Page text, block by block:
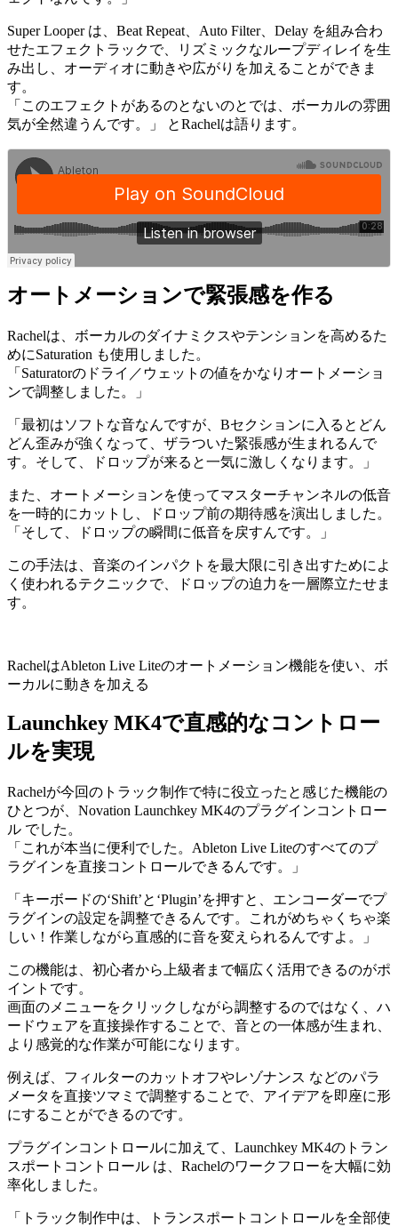
Super Looper は、Beat Repeat、Auto Filter、Delay を組み合わ
せたエフェクトラックで、リズミックなループディレイを生
み出し、オーディオに動きや広がりを加えることができま
す。
「このエフェクトがあるのとないのとでは、ボーカルの雰囲
気が全然違うんです。」 とRachelは語ります。
オートメーションで緊張感を作る
Rachelは、ボーカルのダイナミクスやテンションを高めるた
めにSaturation も使用しました。
「Saturatorのドライ／ウェットの値をかなりオートメーショ
ンで調整しました。」
「最初はソフトな音なんですが、Bセクションに入るとどん
どん歪みが強くなって、ザラついた緊張感が生まれるんで
す。そして、ドロップが来ると一気に激しくなります。」
また、オートメーションを使ってマスターチャンネルの低音
を一時的にカットし、ドロップ前の期待感を演出しました。
「そして、ドロップの瞬間に低音を戻すんです。」
この手法は、音楽のインパクトを最大限に引き出すためによ
く使われるテクニックで、ドロップの迫力を一層際立たせま
す。
RachelはAbleton Live Liteのオートメーション機能を使い、ボ
ーカルに動きを加える
Launchkey MK4で直感的なコントロー
ルを実現
Rachelが今回のトラック制作で特に役立ったと感じた機能の
ひとつが、Novation Launchkey MK4のプラグインコントロー
ル でした。
「これが本当に便利でした。Ableton Live Liteのすべてのプ
ラグインを直接コントロールできるんです。」
「キーボードの‘Shift’と‘Plugin’を押すと、エンコーダーでプ
ラグインの設定を調整できるんです。これがめちゃくちゃ楽
しい！作業しながら直感的に音を変えられるんですよ。」
この機能は、初心者から上級者まで幅広く活用できるのがポ
イントです。
画面のメニューをクリックしながら調整するのではなく、ハ
ードウェアを直接操作することで、音との一体感が生まれ、
より感覚的な作業が可能になります。
例えば、フィルターのカットオフやレゾナンス などのパラ
メータを直接ツマミで調整することで、アイデアを即座に形
にすることができるのです。
プラグインコントロールに加えて、Launchkey MK4のトラン
スポートコントロール は、Rachelのワークフローを大幅に効
率化しました。
「トラック制作中は、トランスポートコントロールを全部使